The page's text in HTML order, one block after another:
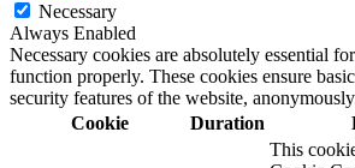
Necessary
Always Enabled
Necessary cookies are absolutely essential
function properly. These cookies ensure
security features of the website,
Cookie
Duration
This